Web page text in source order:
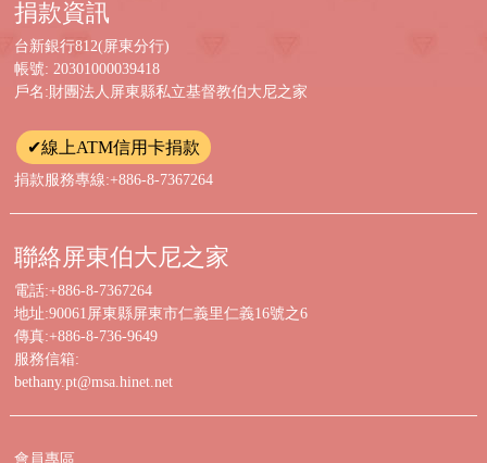
捐款資訊
台新銀行812(屏東分行)
帳號: 20301000039418
戶名:財團法人屏東縣私立基督教伯大尼之家
✔線上ATM信用卡捐款
捐款服務專線:+886-8-7367264
聯絡屏東伯大尼之家
電話:+886-8-7367264
地址:90061屏東縣屏東市仁義里仁義16號之6
傳真:+886-8-736-9649
服務信箱:
bethany.pt@msa.hinet.net
會員專區